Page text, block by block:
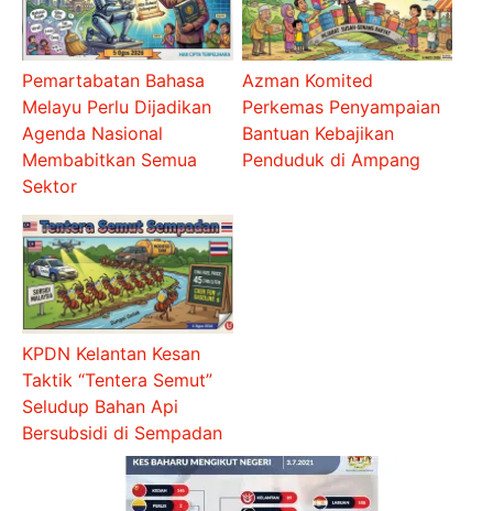
Pemartabatan Bahasa
Melayu Perlu Dijadikan
Agenda Nasional
Membabitkan Semua
Sektor
Azman Komited
Perkemas Penyampaian
Bantuan Kebajikan
Penduduk di Ampang
KPDN Kelantan Kesan
Taktik “Tentera Semut”
Seludup Bahan Api
Bersubsidi di Sempadan